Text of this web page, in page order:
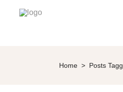
Home > Posts